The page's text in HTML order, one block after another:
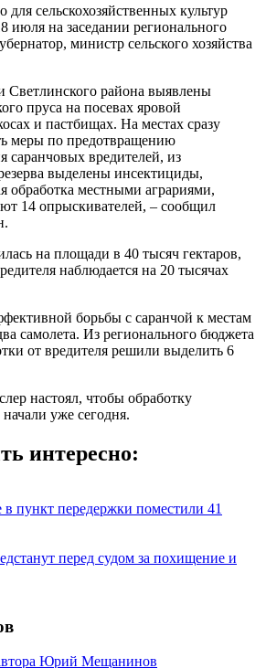
сельскохозяйственных культур
июля на заседании регионального
министр сельского хозяйства
Светлинского района выявлены
пруса на посевах яровой
и пастбищах. На местах сразу
меры по предотвращению
саранчовых вредителей, из
выделены инсектициды,
обработка местными аграриями,
14 опрыскивателей, – сообщил
на площади в 40 тысяч гектаров,
наблюдается на 20 тысячах
борьбы с саранчой к местам
самолета. Из регионального бюджета
от вредителя решили выделить 6
настоял, чтобы обработку
уже сегодня.
интересно:
пункт передержки поместили 41
перед судом за похищение и
Юрий Мещанинов